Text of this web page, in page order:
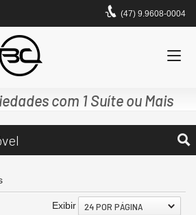
(47) 9.9608-0004
com 1 Suíte ou Mais
Exibir 24 POR PÁGINA